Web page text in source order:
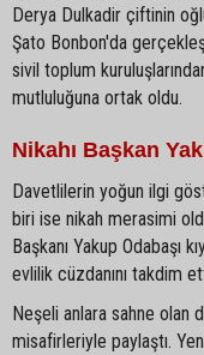
Derya Dulkadir çiftinin
Şato Bonbon'da
sivil toplum
mutluluğuna ortak oldu.
Nikahı Başkan
Davetlilerin yoğun ilgi
biri ise nikah merasimi
Başkanı Yakup Odabaşı
evlilik cüzdanını takdim
Neşeli anlara sahne olan
misafirleriyle paylaştı.